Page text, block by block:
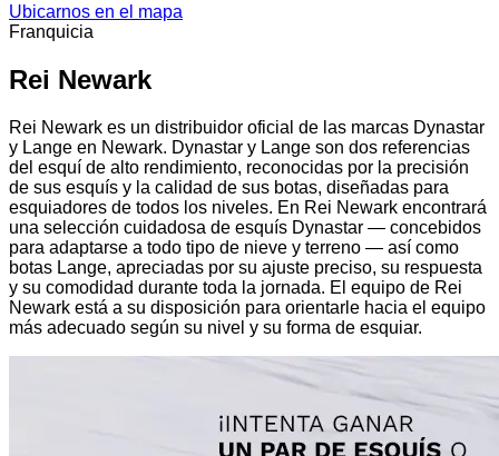
Ubicarnos en el mapa
Franquicia
Rei Newark
Rei Newark es un distribuidor oficial de las marcas Dynastar
y Lange en Newark. Dynastar y Lange son dos referencias
del esquí de alto rendimiento, reconocidas por la precisión
de sus esquís y la calidad de sus botas, diseñadas para
esquiadores de todos los niveles. En Rei Newark encontrará
una selección cuidadosa de esquís Dynastar — concebidos
para adaptarse a todo tipo de nieve y terreno — así como
botas Lange, apreciadas por su ajuste preciso, su respuesta
y su comodidad durante toda la jornada. El equipo de Rei
Newark está a su disposición para orientarle hacia el equipo
más adecuado según su nivel y su forma de esquiar.